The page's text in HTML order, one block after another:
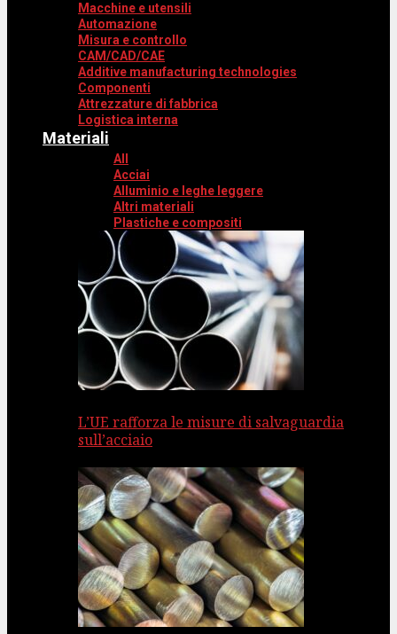
Macchine e utensili
Automazione
Misura e controllo
CAM/CAD/CAE
Additive manufacturing technologies
Componenti
Attrezzature di fabbrica
Logistica interna
Materiali
All
Acciai
Alluminio e leghe leggere
Altri materiali
Plastiche e compositi
L’UE rafforza le misure di salvaguardia
sull’acciaio